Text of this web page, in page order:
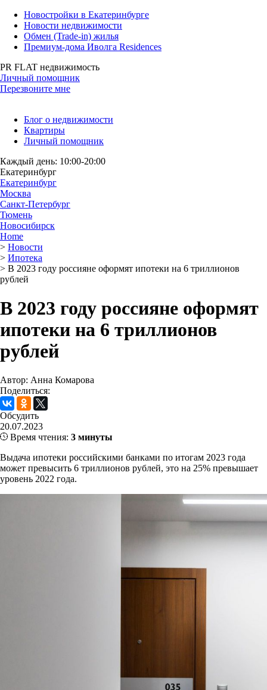
Новостройки в Екатеринбурге
Новости недвижимости
Обмен (Trade-in) жилья
Премиум-дома Иволга Residences
PR FLAT недвижимость
Личный помощник
Перезвоните мне
Блог о недвижимости
Квартиры
Личный помощник
Каждый день: 10:00-20:00
Екатеринбург
Екатеринбург
Москва
Санкт-Петербург
Тюмень
Новосибирск
Home
> Новости
> Ипотека
> В 2023 году россияне оформят ипотеки на 6 триллионов
рублей
В 2023 году россияне оформят
ипотеки на 6 триллионов
рублей
Автор: Анна Комарова
Поделиться:
Обсудить
20.07.2023
Время чтения: 3 минуты
Выдача ипотеки российскими банками по итогам 2023 года
может превысить 6 триллионов рублей, это на 25% превышает
уровень 2022 года.